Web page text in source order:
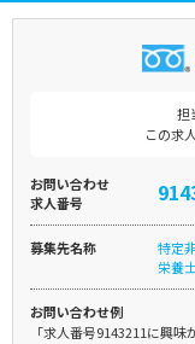
担
この求
お問い合わせ
求人番号
募集先名称
特定
栄養
お問い合わせ例
「求人番号9143211に興